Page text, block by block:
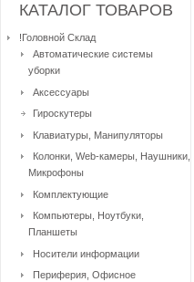
КАТАЛОГ ТОВАРОВ
!Головной Склад
Автоматические системы
уборки
Аксессуары
Гироскутеры
Клавиатуры, Манипуляторы
Колонки, Web-камеры, Наушники,
Микрофоны
Комплектующие
Компьютеры, Ноутбуки,
Планшеты
Носители информации
Периферия, Офисное